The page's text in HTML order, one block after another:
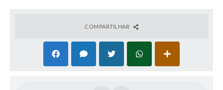
COMPARTILHAR